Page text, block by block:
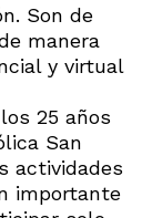
Son de
manera
y virtual
25 años
San
actividades
importante